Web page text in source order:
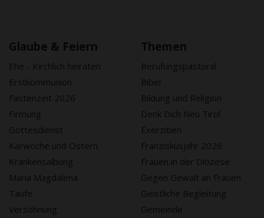
Glaube & Feiern
Ehe - Kirchlich heiraten
Erstkommunion
Fastenzeit 2026
Firmung
Gottesdienst
Karwoche und Ostern
Krankensalbung
Maria Magdalena
Taufe
Versöhnung
Themen
Berufungspastoral
Bibel
Bildung und Religion
Denk Dich Neu Tirol
Exerzitien
Franziskusjahr 2026
Frauen in der Diözese
Gegen Gewalt an Frauen
Geistliche Begleitung
Gemeinde